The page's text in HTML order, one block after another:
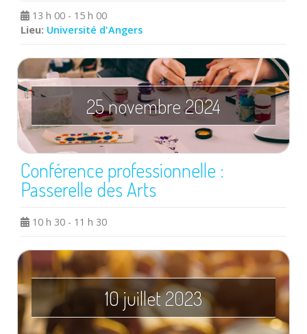
13 h 00 - 15 h 00
Lieu: Université d'Angers
25 novembre 2024
Conférence professionnelle :
Passerelle des Arts
10 h 30 - 11 h 30
10 juillet 2023